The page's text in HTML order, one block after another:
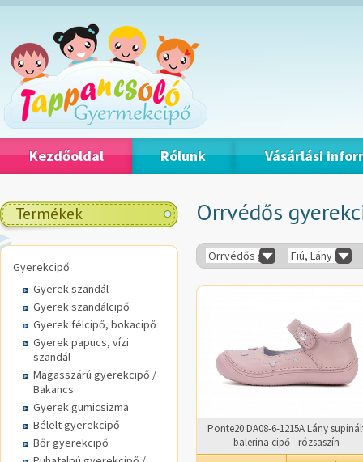
Kezdőoldal Rólunk Vásárlási
Termékek
Gyerekcipő
Gyerek szandál
Gyerek szandálcipő
Gyerek félcipő, bokacipő
Gyerek papucs, vízi
szandál
Magasszárú gyerekcipő /
Bakancs
Gyerek gumicsizma
Bélelt gyerekcipő
Bőr gyerekcipő
Orrvédős
Orrvédős gyerekcipő
Fiú, Lány
Ponte20 DA08-6-1215A Lány
balerina cipő - rózsaszín